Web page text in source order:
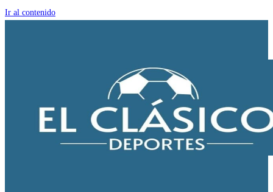
Ir al contenido